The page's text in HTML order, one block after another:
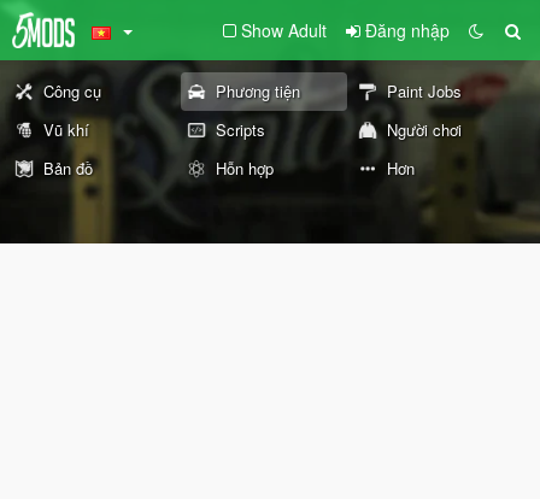
Show Adult Đăng nhập
Công cụ Phương tiện
Paint Jobs
Vũ khí
Scripts
Người chơi
Bản đồ
Hỗn hợp Hơn